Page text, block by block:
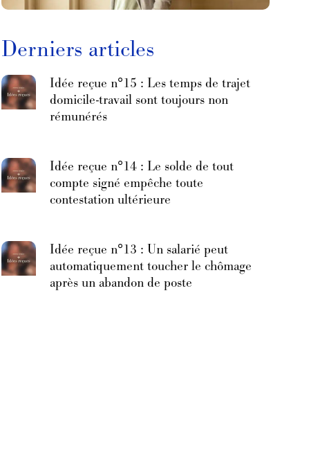
Derniers articles
Idée reçue n°15 : Les temps de trajet
domicile-travail sont toujours non
rémunérés
Idée reçue n°14 : Le solde de tout
compte signé empêche toute
contestation ultérieure
Idée reçue n°13 : Un salarié peut
automatiquement toucher le chômage
après un abandon de poste